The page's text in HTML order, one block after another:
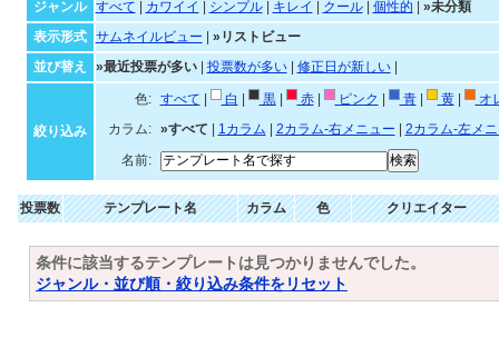
ジャンル すべて カワイイ シンプル| キレイ クール| 個性的
»未分類
表示形式
サムネイルビュー
»リストビュー
並び替え
»最近投票が多い| 投票数が多い| 修正日が新しい|
絞り込み
色: すべて 白 黒| 赤| ピンク 青| 黄|
オ
カラム:
»すべて 1カラム 2カラム-右メニュー
2カラム-左メ
名前:
投票数 テンプレート名 カラム 色 クリエイター
条件に該当するテンプレートは見つかりませんでした。
ジャンル・並び順・絞り込み条件をリセット